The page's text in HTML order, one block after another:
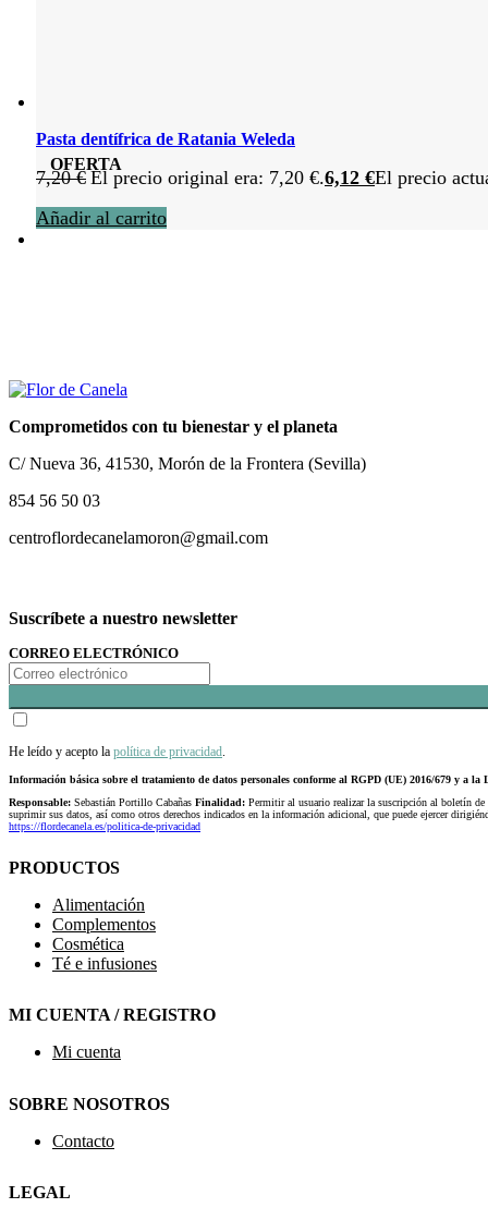
OFERTA
Pasta dentífrica de Ratania Weleda
7,20€ El precio original era: 7,20 €.6,12 €El precio
Añadir al carrito
Comprometidos con tu bienestar y el planeta
C/ Nueva 36, 41530, Morón de la Frontera (Sevilla)
854 56 50 03
centroflordecanelamoron@gmail.com
Suscríbete a nuestro newsletter
CORREO ELECTRÓNICO
He leído y acepto la política de privacidad
Información básica sobre el tratamiento de datos personales conforme al RGPD (UE) 2016/679 y a la
Responsable: Sebastián Portillo Cabañas Finalidad: Permitir al usuario realizar la suscripción al boletín
suprimir sus datos, así como otros derechos indicados en la información adicional, que puede ejercer
https://flordecanela.es/politica-de-privacidad
PRODUCTOS
Alimentación
Complementos
Cosmética
Té e infusiones
MI CUENTA / REGISTRO
Mi cuenta
SOBRE NOSOTROS
Contacto
LEGAL